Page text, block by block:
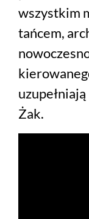
wszystkim
tańcem,
Żak.